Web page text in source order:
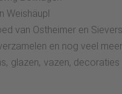
Weishäupl
van Ostheimer en
en nog veel meer
glazen, vazen,